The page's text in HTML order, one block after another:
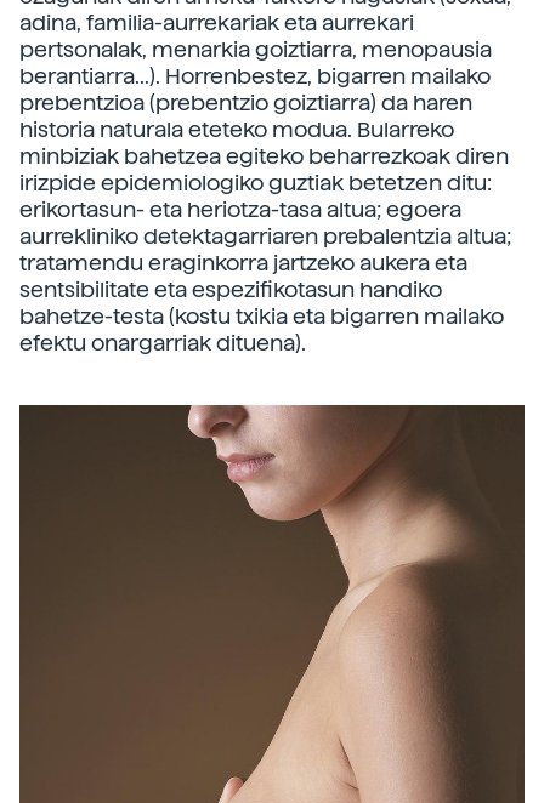
adina, familia-aurrekariak eta aurrekari
pertsonalak, menarkia goiztiarra, menopausia
berantiarra...). Horrenbestez, bigarren mailako
prebentzioa (prebentzio goiztiarra) da haren
historia naturala eteteko modua. Bularreko
minbiziak bahetzea egiteko beharrezkoak diren
irizpide epidemiologiko guztiak betetzen ditu:
erikortasun- eta heriotza-tasa altua; egoera
aurrekliniko detektagarriaren prebalentzia altua;
tratamendu eraginkorra jartzeko aukera eta
sentsibilitate eta espezifikotasun handiko
bahetze-testa (kostu txikia eta bigarren mailako
efektu onargarriak dituena).